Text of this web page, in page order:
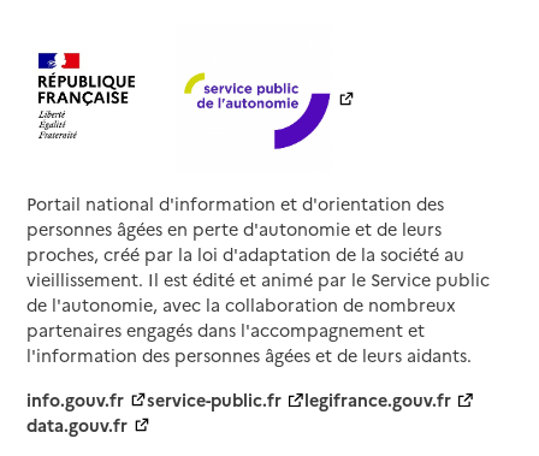
Portail national d'information et d'orientation des
personnes âgées en perte d'autonomie et de leurs
proches, créé par la loi d'adaptation de la société au
vieillissement. Il est édité et animé par le Service public
de l'autonomie, avec la collaboration de nombreux
partenaires engagés dans l'accompagnement et
l'information des personnes âgées et de leurs aidants.
info.gouv.fr
service-public.fr
legifrance.gouv.fr
data.gouv.fr